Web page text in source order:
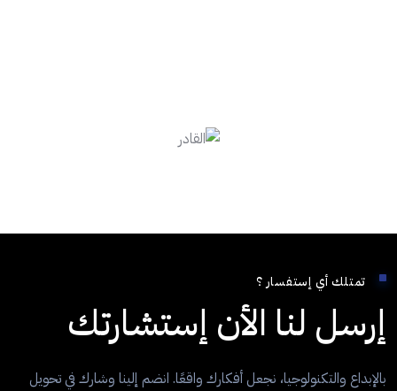
تمتلك أي إستفسار ؟
إرسل لنا الأن إستشارتك
بالإبداع والتكنولوجيا، نجعل أفكارك واقعًا. انضم إلينا وشارك في تحويل